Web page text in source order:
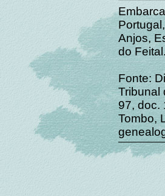
Anjos,
do Feital.
Fonte:
Tribunal
97, doc.
Tombo,